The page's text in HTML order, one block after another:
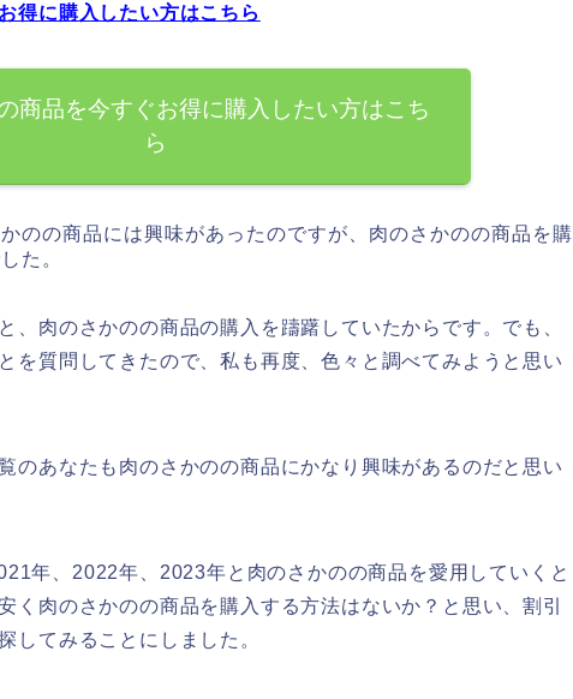
得に購入したい方はこちら
商品を今すぐお得に購入したい方はこち
ら
のの商品には興味があったのですが、肉のさかのの商品を購
た。
、肉のさかのの商品の購入を躊躇していたからです。でも、
を質問してきたので、私も再度、色々と調べてみようと思い
のあなたも肉のさかのの商品にかなり興味があるのだと思い
年、2022年、2023年と肉のさかのの商品を愛用していくと
く肉のさかのの商品を購入する方法はないか？と思い、割引
してみることにしました。